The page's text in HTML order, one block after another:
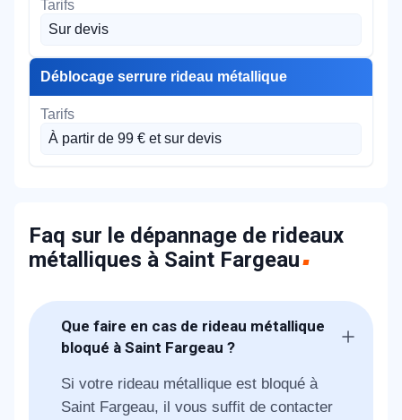
Sur devis
Déblocage serrure rideau métallique
À partir de 99 € et sur devis
Faq sur le dépannage de rideaux
métalliques à Saint Fargeau
Que faire en cas de rideau métallique
bloqué à Saint Fargeau ?
Si votre rideau métallique est bloqué à
Saint Fargeau, il vous suffit de contacter